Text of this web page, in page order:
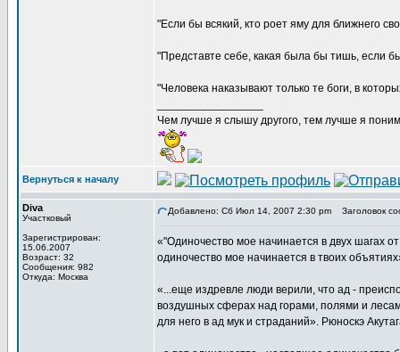
"Если бы всякий, кто роет яму для ближнего
"Представте себе, какая была бы тишь, если
"Человека наказывают только те боги, в
Чем лучше я слышу другого, тем лучше я
Вернуться к началу
Diva
Участковый
Зарегистрирован:
15.06.2007
Возраст: 32
Сообщения: 982
Откуда: Москва
Добавлено: Сб Июл 14, 2007 2:30 pm Заголовок
«"Одиночество мое начинается в двух шагах
одиночество мое начинается в твоих
«...еще издревле люди верили, что ад -
воздушных сферах над горами, полями и
для него в ад мук и страданий». Рюноскэ